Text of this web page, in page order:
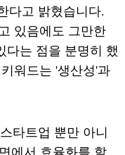
다고 밝혔습니다.
있음에도 그만한
다는 점을 분명히 했
워드는 '생산성'과
타트업 뿐만 아니
에서 효율화를 할